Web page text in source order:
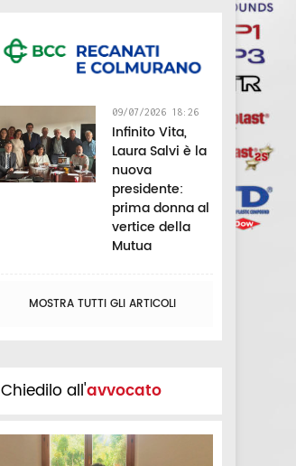
09/07/2026 18:26
Infinito Vita,
Laura Salvi è la
nuova
presidente:
prima donna al
vertice della
Mutua
MOSTRA TUTTI GLI ARTICOLI
Chiedilo all'avvocato